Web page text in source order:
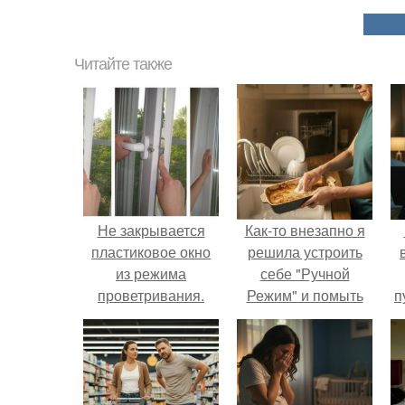
Читайте также
Не закрывается
пластиковое окно
из режима
проветривания.
Ручку заклинило в
верхнем, откидном
положении
Как-то внезапно я
решила устроить
себе "Ручной
Режим" и помыть
посуду без помощи
техники.